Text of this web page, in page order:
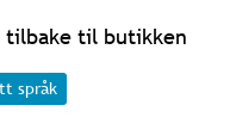
tilbake til butikken
språk